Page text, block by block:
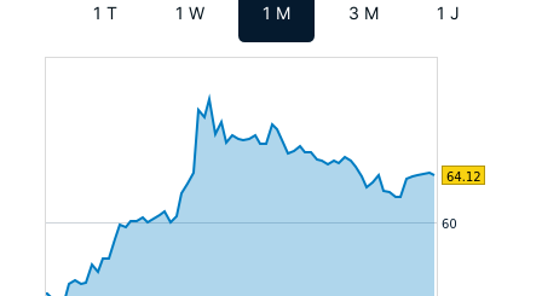
1 T 1 W 1 M 3 M 1 J